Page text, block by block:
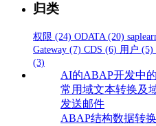
归类
权限 (24) ODATA(20)
Gateway (7) CDS (6) 用户 (5)
(3)
AI的ABAP开发中
常用域文本转换及
发送邮件
ABAP结构数据转